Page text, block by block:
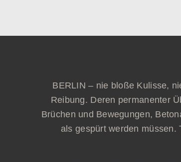
content
BERLIN – nie bloße Kulisse,
Reibung. Deren permanenter
Brüchen und Bewegungen,
als gespürt werden müssen.